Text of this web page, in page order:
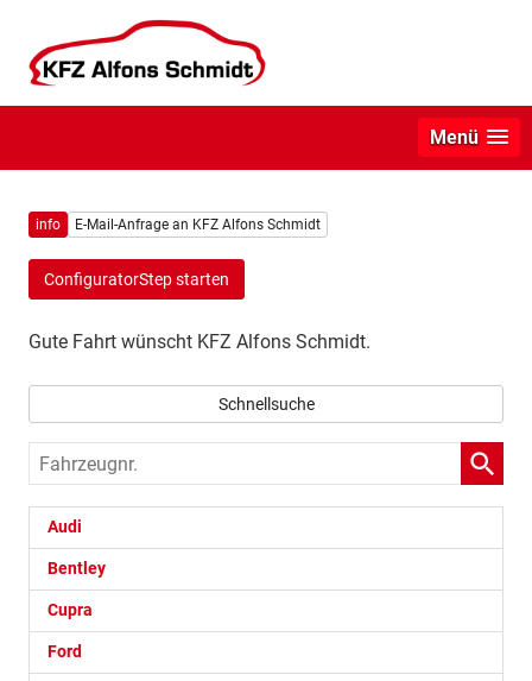
Menü
info E-Mail-Anfrage an KFZ Alfons Schmidt
ConfiguratorStep starten
Gute Fahrt wünscht KFZ Alfons Schmidt.
Schnellsuche
Fahrzeugnr.
Audi
Bentley
Cupra
Ford